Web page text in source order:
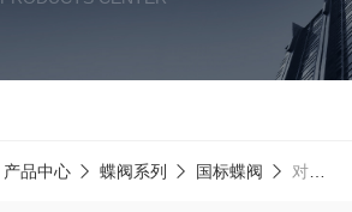
在线留言
产品中心 蝶阀系列 国标蝶阀 对夹式金属硬密封蝶阀